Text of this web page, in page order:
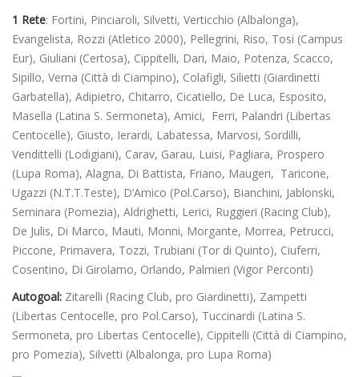
1 Rete: Fortini, Pinciaroli, Silvetti, Verticchio (Albalonga),
Evangelista, Rozzi (Atletico 2000), Pellegrini, Riso, Tosi (Campus
Eur), Giuliani (Certosa), Cippitelli, Dari, Maio, Potenza, Scacco,
Sipillo, Verna (Città di Ciampino), Colafigli, Silietti (Giardinetti
Garbatella), Adipietro, Chitarro, Cicatiello, De Luca, Esposito,
Masella (Latina S. Sermoneta), Amici, Ferri, Palandri (Libertas
Centocelle), Giusto, Ierardi, Labatessa, Marvosi, Sordilli,
Vendittelli (Lodigiani), Carav, Garau, Luisi, Pagliara, Prospero
(Lupa Roma), Alagna, Di Battista, Friano, Maugeri, Taricone,
Ugazzi (N.T.T.Teste), D’Amico (Pol.Carso), Bianchini, Jablonski,
Seminara (Pomezia), Aldrighetti, Lerici, Ruggieri (Racing Club),
De Julis, Di Marco, Mauti, Monni, Morgante, Morrea, Petrucci,
Piccone, Primavera, Tozzi, Trubiani (Tor di Quinto), Ciuferri,
Cosentino, Di Girolamo, Orlando, Palmieri (Vigor Perconti)
Autogoal: Zitarelli (Racing Club, pro Giardinetti), Zampetti
(Libertas Centocelle, pro Pol.Carso), Tuccinardi (Latina S.
Sermoneta, pro Libertas Centocelle), Cippitelli (Città di Ciampino,
pro Pomezia), Silvetti (Albalonga, pro Lupa Roma)